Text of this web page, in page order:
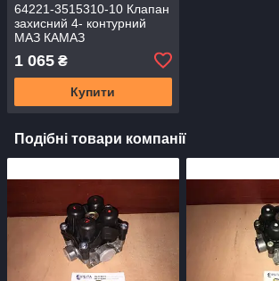
64221-3515310-10 Клапан
захисний 4- контурний
МАЗ КАМАЗ
1 065 ₴
Купити
Подібні товари компанії